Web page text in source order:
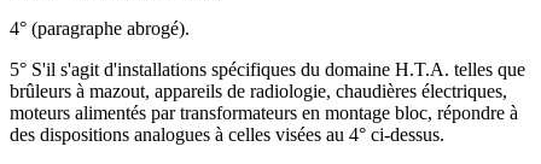
4° (paragraphe abrogé).
5° S'il s'agit d'installations spécifiques du domaine H.T.A. telles que
brûleurs à mazout, appareils de radiologie, chaudières électriques,
moteurs alimentés par transformateurs en montage bloc, répondre à
des dispositions analogues à celles visées au 4° ci-dessus.